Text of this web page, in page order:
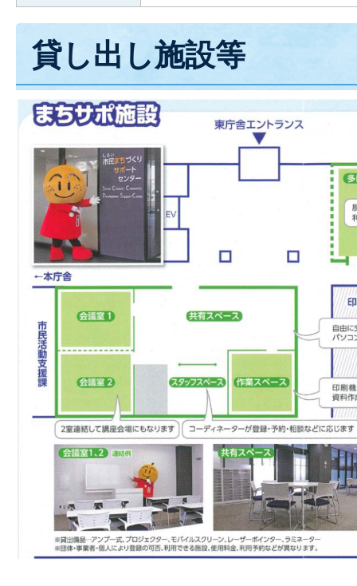
貸し出し施設等